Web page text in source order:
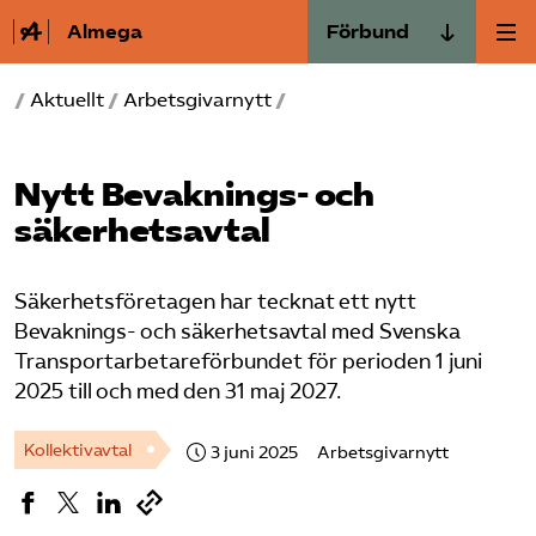
Almega Förbund
Almega Tjänste­förbunden
Almega Utbildning
Innovations­företagen
Medie­företagen
Säkerhets­företagen
Vård­företagarna
Om Almega
Medlemskapet
Mina sidor
Kontakt
Kurser & utbildningar
Påverkansarbete
/ Aktuellt / Arbetsgivarnytt /
Nytt Bevaknings- och
säkerhetsavtal
Säkerhetsföretagen har tecknat ett nytt
Bevaknings- och säkerhetsavtal med Svenska
Transportarbetareförbundet för perioden 1 juni
2025 till och med den 31 maj 2027.
Kollektivavtal 3 juni 2025 Arbetsgivarnytt